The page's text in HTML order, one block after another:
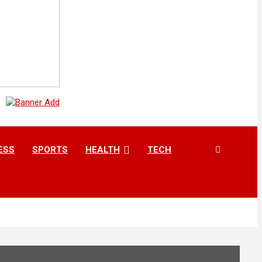
SPORTS HEALTH TECH